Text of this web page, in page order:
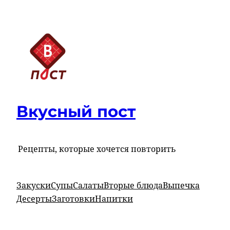
содержимому
Вкусный пост
Рецепты, которые хочется повторить
ЗакускиСупыСалатыВторые блюдаВыпечка
ДесертыЗаготовкиНапитки